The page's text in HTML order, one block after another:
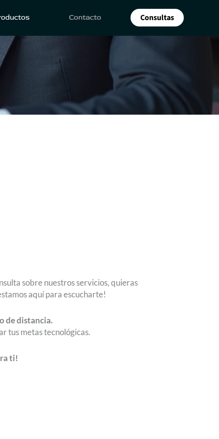
Contacto Consultas
sobre nuestros servicios, quieras
aquí para escucharte!
de distancia.
tus metas tecnológicas.
ti!